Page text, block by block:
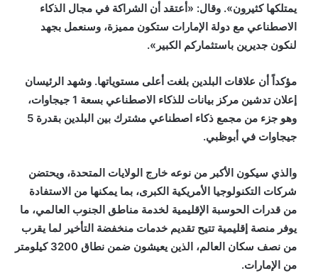
يمتلكها كثيرون». وقال: «أعتقد أن الشراكة في مجال الذكاء
الاصطناعي مع دولة الإمارات ستكون مميزة، وسنعمل بجهد
لنكون جديرين باستثماركم الكبير».
مؤكداً أن علاقات البلدين بلغت أعلى مستوياتها. وشهد الرئيسان
إعلان تدشين مركز بيانات للذكاء الاصطناعي بسعة 1 جيجاوات،
وهو جزء من مجمع ذكاء اصطناعي مشترك بين البلدين بقدرة 5
جيجاوات في أبوظبي.
والذي سيكون الأكبر من نوعه خارج الولايات المتحدة، ويحتضن
شركات التكنولوجيا الأمريكية الكبرى، بما يمكنها من الاستفادة
من قدرات الحوسبة الإقليمية لخدمة مناطق الجنوب العالمي، ما
يوفر منصة إقليمية تتيح تقديم خدمات منخفضة التأخير لما يقرب
من نصف سكان العالم، الذين يعيشون ضمن نطاق 3200 كيلومتر
من الإمارات.